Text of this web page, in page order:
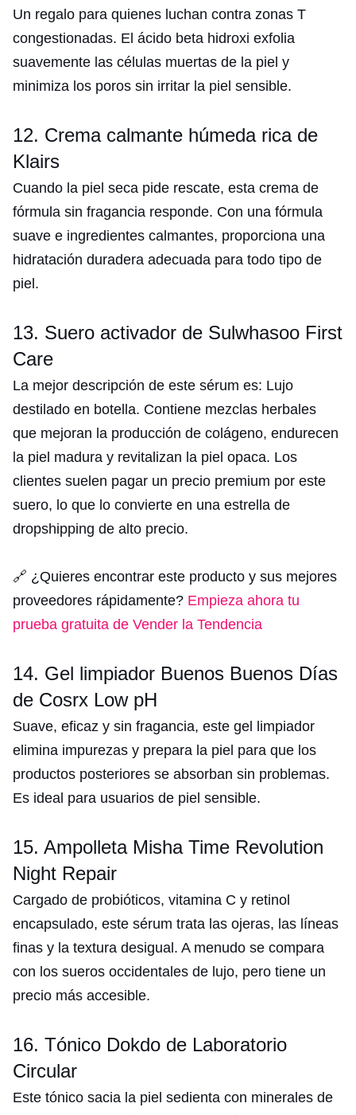
Un regalo para quienes luchan contra zonas T
congestionadas. El ácido beta hidroxi exfolia
suavemente las células muertas de la piel y
minimiza los poros sin irritar la piel sensible.
12. Crema calmante húmeda rica de
Klairs
Cuando la piel seca pide rescate, esta crema de
fórmula sin fragancia responde. Con una fórmula
suave e ingredientes calmantes, proporciona una
hidratación duradera adecuada para todo tipo de
piel.
13. Suero activador de Sulwhasoo First
Care
La mejor descripción de este sérum es: Lujo
destilado en botella. Contiene mezclas herbales
que mejoran la producción de colágeno, endurecen
la piel madura y revitalizan la piel opaca. Los
clientes suelen pagar un precio premium por este
suero, lo que lo convierte en una estrella de
dropshipping de alto precio.
🔗 ¿Quieres encontrar este producto y sus mejores
proveedores rápidamente? Empieza ahora tu
prueba gratuita de Vender la Tendencia
14. Gel limpiador Buenos Buenos Días
de Cosrx Low pH
Suave, eficaz y sin fragancia, este gel limpiador
elimina impurezas y prepara la piel para que los
productos posteriores se absorban sin problemas.
Es ideal para usuarios de piel sensible.
15. Ampolleta Misha Time Revolution
Night Repair
Cargado de probióticos, vitamina C y retinol
encapsulado, este sérum trata las ojeras, las líneas
finas y la textura desigual. A menudo se compara
con los sueros occidentales de lujo, pero tiene un
precio más accesible.
16. Tónico Dokdo de Laboratorio
Circular
Este tónico sacia la piel sedienta con minerales de